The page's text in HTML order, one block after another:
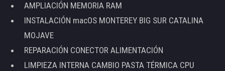
AMPLIACIÓN MEMORIA RAM
INSTALACIÓN macOS MONTEREY BIG SUR CATALINA
MOJAVE
REPARACIÓN CONECTOR ALIMENTACIÓN
LIMPIEZA INTERNA CAMBIO PASTA TÉRMICA CPU